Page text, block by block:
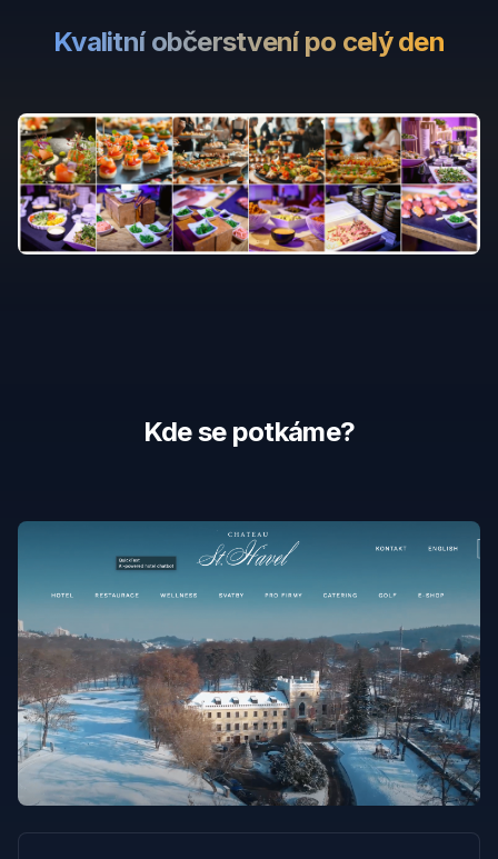
Kvalitní občerstvení po celý den
Kde se potkáme?